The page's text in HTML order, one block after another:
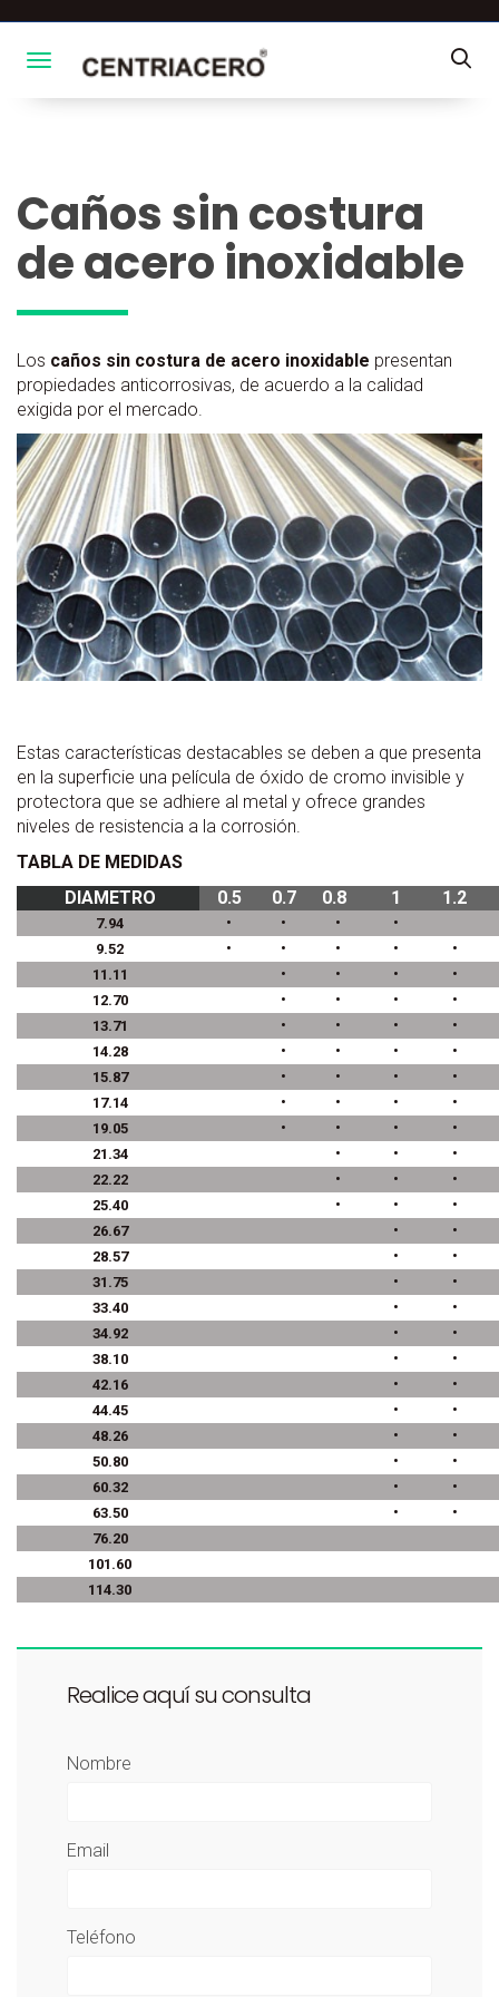
Toggle navigation
Caños sin costura
de acero inoxidable
Los caños sin costura de acero inoxidable presentan
propiedades anticorrosivas, de acuerdo a la calidad
exigida por el mercado.
Estas características destacables se deben a que presenta
en la superficie una película de óxido de cromo invisible y
protectora que se adhiere al metal y ofrece grandes
niveles de resistencia a la corrosión.
TABLA DE MEDIDAS
DIAMETRO
0.5 0.7 0.8 1 1.2
7.94 • • • •
9.52 • • • • •
11.11 • • • •
12.70 • • • •
13.71 • • • •
14.28 • • • •
15.87 • • • •
17.14 • • • •
19.05 • • • •
21.34 • • •
22.22 • • •
25.40 • • •
26.67 • •
28.57 • •
31.75 • •
33.40 • •
34.92 • •
38.10 • •
42.16 • •
44.45 • •
48.26 • •
50.80 • •
60.32 • •
63.50 • •
76.20
101.60
114.30
Realice aquí su consulta
Nombre
Email
Teléfono